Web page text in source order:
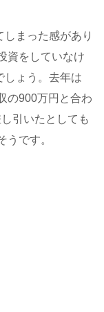
まった感があり
資をしていなけ
しょう。去年は
の900万円と合わ
引いたとしても
です。